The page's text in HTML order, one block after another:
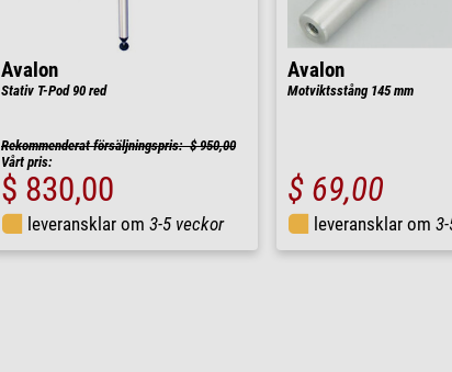
Avalon
Stativ T-Pod 90 red
Rekommenderat försäljningspris: $ 950,00
Vårt pris:
$ 830,00
leveransklar om 3-5 veckor
Avalon
Motviktsstång 145 mm
$ 69,00
leveransklar om